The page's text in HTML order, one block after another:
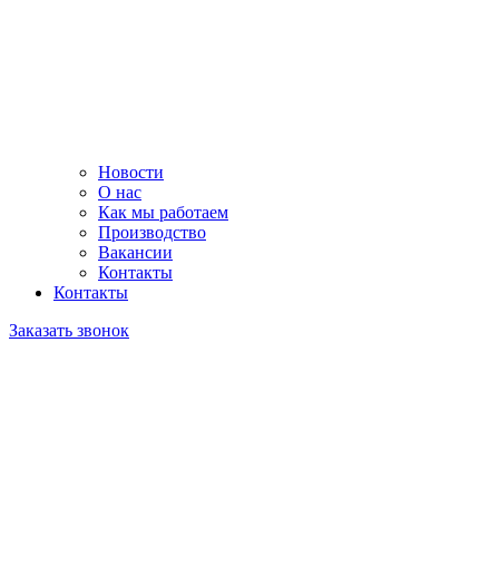
Новости
О нас
Как мы работаем
Производство
Вакансии
Контакты
Контакты
Заказать звонок